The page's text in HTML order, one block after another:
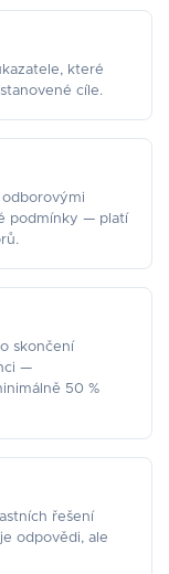
které
cíle.
odborovými
podmínky — platí
skončení
—
50 %
řešení
odpovědi, ale